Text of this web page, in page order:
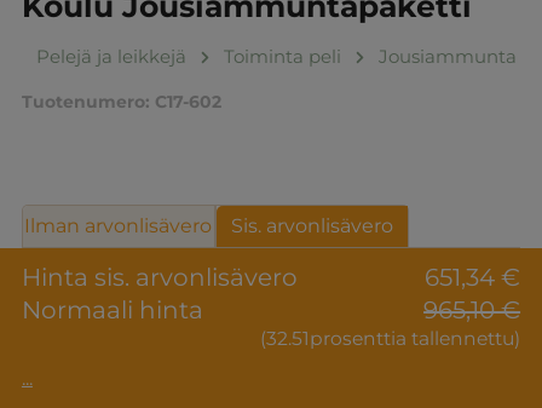
Pelejä ja leikkejä Toiminta peli Jousiammunta
Tuotenumero: C17-602
Hinta sis. arvonlisävero
651,34 €
Normaali hinta
965,10 €
(32.51prosenttia tallennettu)
...
Ilman arvonlisävero Sis. arvonlisävero